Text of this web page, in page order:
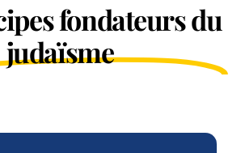
fondateurs du
judaïsme